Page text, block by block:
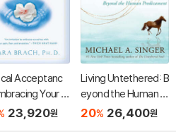
Acceptanc
Your Li
the Heart of
23,920원
Living Untethered: B
eyond the Human P
redicament
20% 26,400원